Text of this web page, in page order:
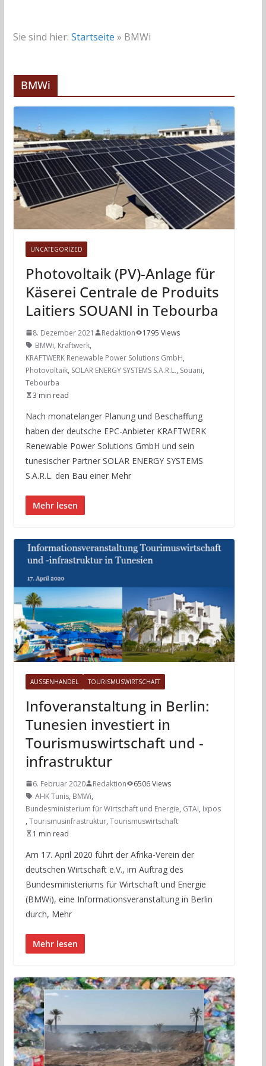
Sie sind hier: Startseite » BMWi
BMWi
UNCATEGORIZED
Photovoltaik (PV)-Anlage für
Käserei Centrale de Produits
Laitiers SOUANI in Tebourba
8. Dezember 2021 Redaktion
1795 Views
BMWi, Kraftwerk,
KRAFTWERK Renewable Power Solutions GmbH,
Photovoltaik, SOLAR ENERGY SYSTEMS S.A.R.L., Souani,
Tebourba
3 min read
Nach monatelanger Planung und Beschaffung
haben der deutsche EPC-Anbieter KRAFTWERK
Renewable Power Solutions GmbH und sein
tunesischer Partner SOLAR ENERGY SYSTEMS
S.A.R.L. den Bau einer Mehr
Mehr lesen
AUSSENHANDEL TOURISMUSWIRTSCHAFT
Infoveranstaltung in Berlin:
Tunesien investiert in
Tourismuswirtschaft und -
infrastruktur
6. Februar 2020 Redaktion
6506 Views
AHK Tunis, BMWi,
Bundesministerium für Wirtschaft und Energie, GTAI, Ixpos
, Tourismusinfrastruktur, Tourismuswirtschaft
1 min read
Am 17. April 2020 führt der Afrika-Verein der
deutschen Wirtschaft e.V., im Auftrag des
Bundesministeriums für Wirtschaft und Energie
(BMWi), eine Informationsveranstaltung in Berlin
durch, Mehr
Mehr lesen